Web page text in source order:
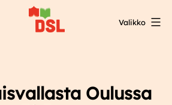
Valikko
Oulussa